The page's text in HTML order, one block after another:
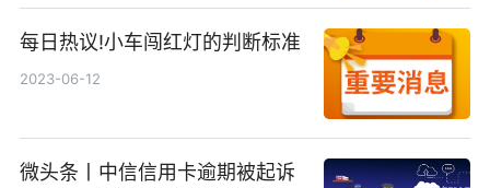
每日热议!小车闯红灯的判断标准
2023-06-12
微头条丨中信信用卡逾期被起诉